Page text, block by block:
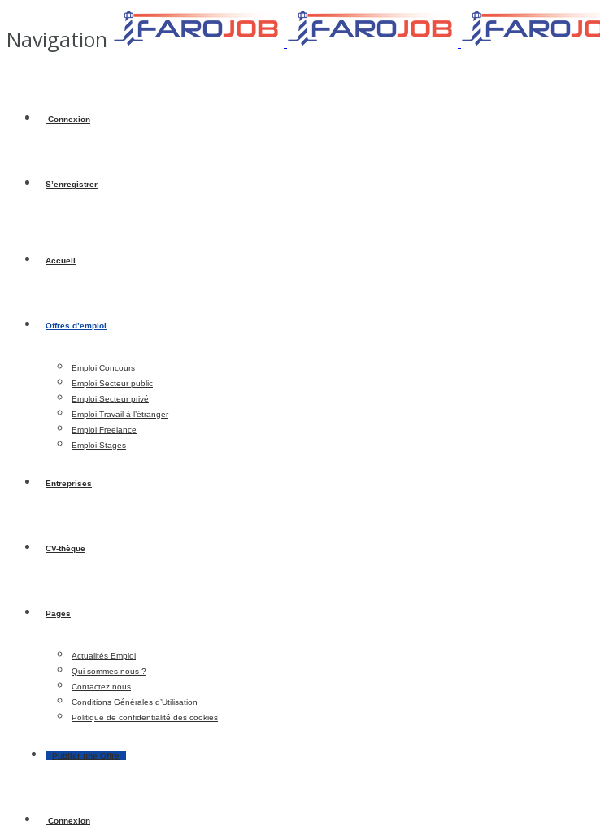
Navigation
Connexion
S’enregistrer
Accueil
Offres d’emploi
Emploi Concours
Emploi Secteur public
Emploi Secteur privé
Emploi Travail à l’étranger
Emploi Freelance
Emploi Stages
Entreprises
CV-thèque
Pages
Actualités Emploi
Qui sommes nous ?
Contactez nous
Conditions Générales d’Utilisation
Politique de confidentialité des cookies
Publier une Offre
Connexion